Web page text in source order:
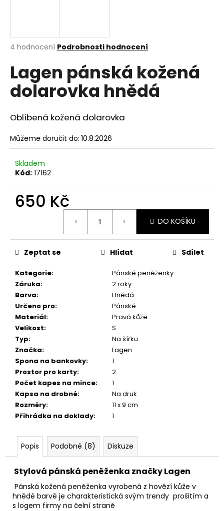
Průměrné
produktu
je
5,0
z
hvězdiček.
4 hodnocení Podrobnosti hodnocení
Lagen pánská kožená
dolarovka hnědá
Oblíbená kožená dolarovka
Můžeme doručit do: 10.8.2026
Skladem
Kód: 17162
650 Kč
DO KOŠÍKU
Kategorie:
Pánské peněženky
Záruka:
2 roky
Barva:
Hnědá
Určeno pro:
Pánské
Materiál:
Pravá kůže
Velikost:
S
Typ:
Na šířku
Značka:
Lagen
Spona na bankovky:
1
Prostor pro karty:
2
Počet kapes na mince:
1
Kapsa na drobné:
Na druk
Rozměry:
11 x 9 cm
Přihrádka na doklady: 1
Zeptat se Hlídat Sdílet
Popis Podobné (8) Diskuze
Stylová pánská peněženka značky Lagen
Pánská kožená peněženka vyrobená z hovězí kůže v
hnědé barvě je charakteristická svým trendy prošitím a
s logem firmy na čelní straně
í
t
?
HLEDAT
D
o
o
u
e
m
e